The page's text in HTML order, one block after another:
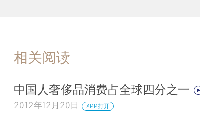
相关阅读
中国人奢侈品消费占全球四分之一
2012年12月20日 APP打开